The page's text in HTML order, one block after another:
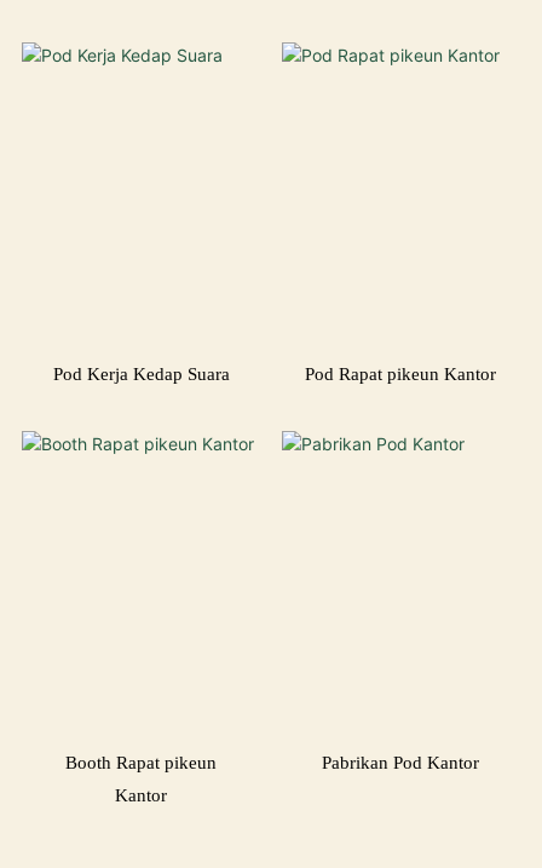
Pod Kerja Kedap Suara Pod Rapat pikeun Kantor
Booth Rapat pikeun
Kantor
Pabrikan Pod Kantor